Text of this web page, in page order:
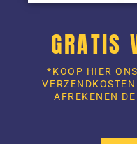
GRATIS
*KOOP HIER
AFREKENEN